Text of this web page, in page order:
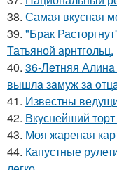
38. Самая вкусная
39. "Брак
Татьяной арнтгольц.
40. 36-Лeтняя
вышлa зaмуж зa
41. Известны
42. Вкуснейший
43. Моя жареная
44. Капустные